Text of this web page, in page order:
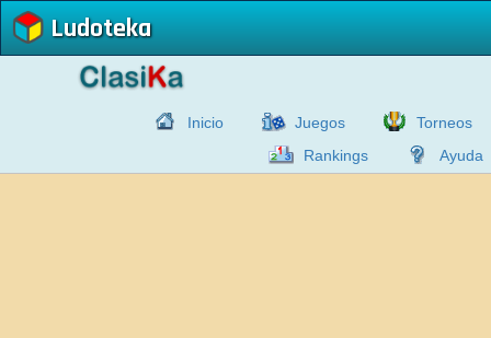
Ludoteka
Inicio Juegos
Torneos
Rankings
Ayuda